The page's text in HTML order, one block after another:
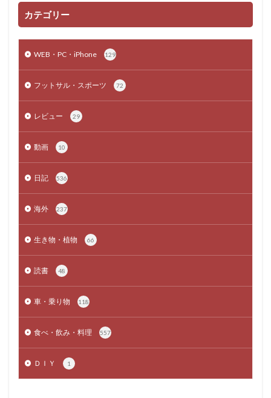
カテゴリー
WEB・PC・iPhone 129
フットサル・スポーツ 72
レビュー 29
動画 10
日記 536
海外 237
生き物・植物 66
読書 48
車・乗り物 118
食べ・飲み・料理 557
ＤＩＹ 1